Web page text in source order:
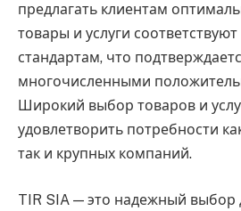
предлагать клиентам
товары и услуги
стандартам, что
многочисленными
Широкий выбор товаров и
удовлетворить потребности
так и крупных компаний.
TIR SIA — это надежный выбор